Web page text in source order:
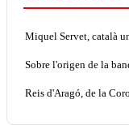
Miquel Servet, català
Sobre l'origen de la
Reis d'Aragó, de la